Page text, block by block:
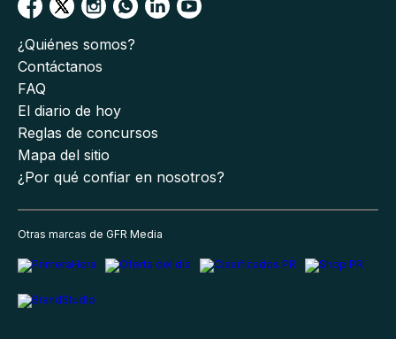
¿Quiénes somos?
Contáctanos
FAQ
El diario de hoy
Reglas de concursos
Mapa del sitio
¿Por qué confiar en nosotros?
Otras marcas de GFR Media